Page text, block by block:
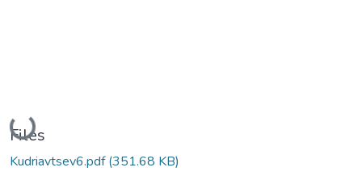
Loading...
Files
Kudriavtsev6.pdf(351.68 KB)